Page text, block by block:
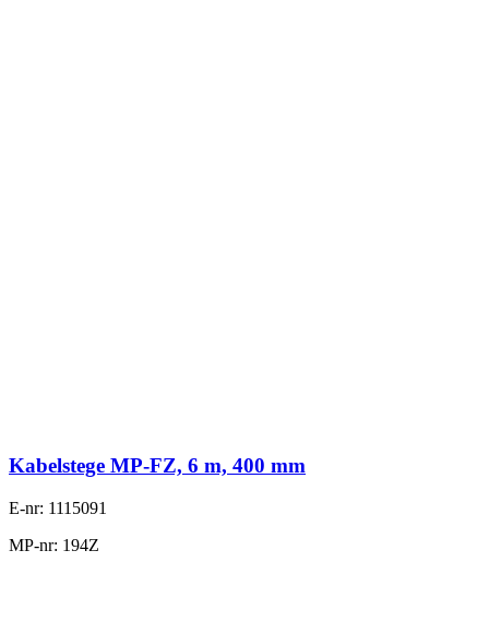
Kabelstege MP-FZ, 6 m, 400 mm
E-nr: 1115091
MP-nr: 194Z